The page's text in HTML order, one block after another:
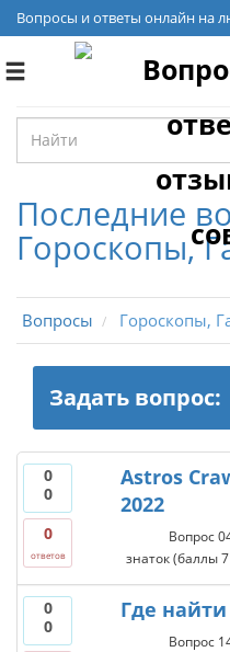
Вопросы и ответы онлайн на
Toggle
Последние
Гороскопы,
Вопросы Гороскопы,
Задать вопрос:
0
0
0
ответов
Astros
2022
Вопрос
знаток (баллы
0
0
Где
Вопрос